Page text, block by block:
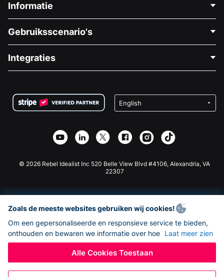
Informatie
Over Ons
Vacatures
Privacy
Affiliate Partnerschap
Gebruiksscenario's
Medische Fondsenwerving
Goede Doelen Fondsenwerving
Integraties
Wix Donatie Plugin
Webflow Donatie App
Joomla Donatie
© 2026 Rebel Idealist Inc 520 Belle View Blvd #4106, Alexandria, VA
22307
Zoals de meeste websites gebruiken wij cookies!
Om een gepersonaliseerde en responsieve service te bieden,
onthouden en bewaren we informatie over hoe Laat meer zien
Alle Cookies Toestaan